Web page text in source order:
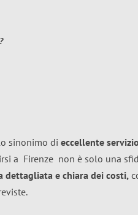
sinonimo di eccellente
a Firenze non è solo una
dettagliata e chiara dei costi,